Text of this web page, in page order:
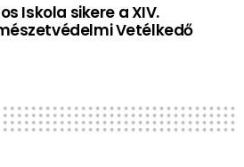
Iskola sikere a XIV.
Vetélkedő